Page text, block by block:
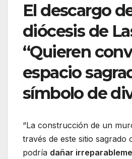
El descargo
diócesis de
“Quieren
espacio
símbolo de
“La construcción de un
través de este sitio sagrado
podría dañar